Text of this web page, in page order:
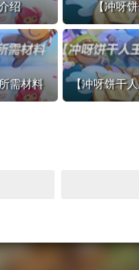
绍 【冲呀
需材料 【冲呀饼干